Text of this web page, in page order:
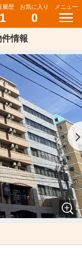
履歴
1
お気に入り
0
メニュー
情報